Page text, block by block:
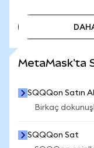
MetaMask'ta
SQQQon Satın Al
Birkaç
SQQQon Sat